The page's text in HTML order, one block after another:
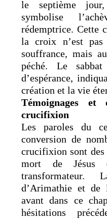
le septième
symbolise
rédemptrice. Cette
la croix n’est
souffrance, mais
péché. Le
d’espérance,
création et la vie
Témoignages et
crucifixion
Les paroles du
conversion de
crucifixion sont
mort de Jésus
d’Arimathie et de
avant dans ce
hésitations